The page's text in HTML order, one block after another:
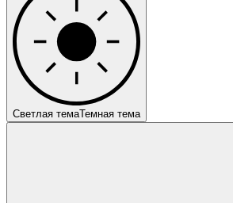
Светлая темаТемная тема